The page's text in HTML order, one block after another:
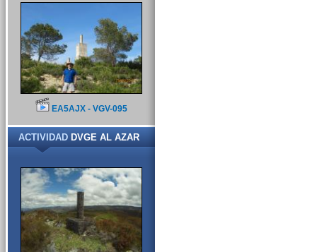
EA5AJX - VGV-095
ACTIVIDADDVGE AL AZAR